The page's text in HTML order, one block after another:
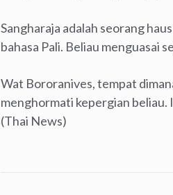
Sangharaja adalah seorang
bahasa Pali. Beliau menguasai
Wat Bororanives, tempat
menghormati kepergian beliau.
(Thai News)